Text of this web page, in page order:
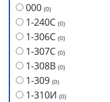
000 (0)
1-240С (0)
1-306С (0)
1-307С (0)
1-308В (0)
1-309 (0)
1-310И (0)